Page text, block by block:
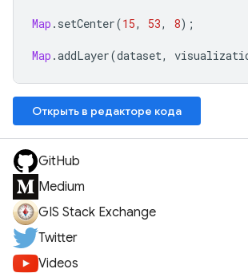
Map . setCenter(15, 53, 8);
Map .addLayer(dataset,
Открыть в редакторе кода
GitHub
Medium
GIS Stack Exchange
Twitter
Videos